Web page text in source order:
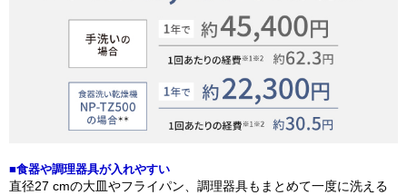
■食器や調理器具が入れやすい
直径27 cmの大皿やフライパン、調理器具もまとめて一度に洗える